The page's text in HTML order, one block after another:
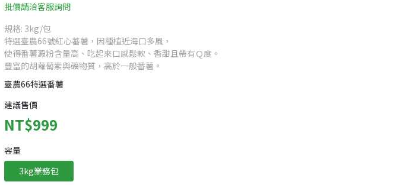
批價請洽客服詢問
規格: 3kg/包
特選臺農66號紅心蕃薯，因種植近海口多風，
使得番薯澱粉含量高、吃起來口感鬆軟、香甜且帶有Ｑ度。
豐富的胡蘿蔔素與礦物質，高於一般番薯。
臺農66特選番薯
建議售價
NT$999
容量
3kg業務包